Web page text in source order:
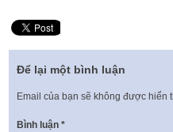
Để lại một bình luận
Email của bạn sẽ không được hiển
Bình luận *